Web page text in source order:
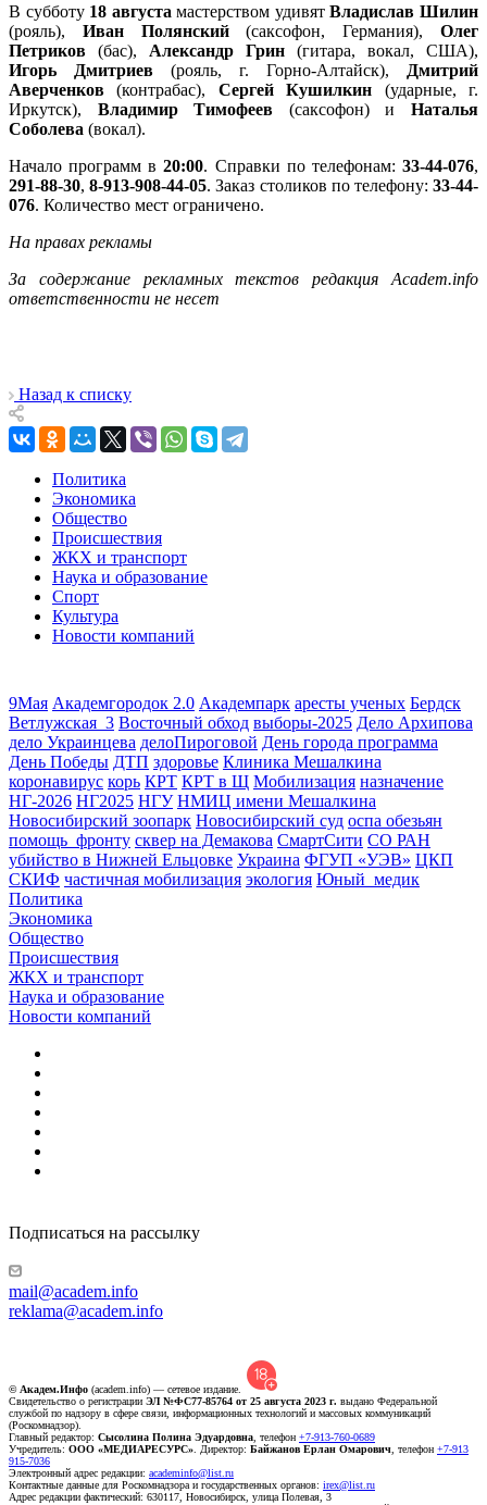
В субботу 18 августа мастерством удивятВладислав Шилин
(рояль), Иван Полянский(саксофон, Германия),Олег
Петриков (бас), Александр Грин (гитара, вокал, США),
Игорь Дмитриев (рояль, г. Горно-Алтайск),
Дмитрий
Аверченков (контрабас), Сергей Кушилкин (ударные, г.
Иркутск), Владимир Тимофеев (саксофон) иНаталья
Соболева (вокал).
Начало программ в20:00. Справки по телефонам:33-44-076,
291-88-30,8-913-908-44-05. Заказ столиков по телефону:33-44-
076. Количество мест ограничено.
На правах рекламы
За содержание рекламных текстов редакция Academ.info
ответственности не несет
Назад к списку
Политика
Экономика
Общество
Происшествия
ЖКХ и транспорт
Наука и образование
Спорт
Культура
Новости компаний
9Мая Академгородок 2.0 Академпарк аресты ученых Бердск
Ветлужская_3 Восточный обход выборы-2025 Дело Архипова
дело Украинцева делоПироговой День города программа
День Победы ДТП здоровье Клиника Мешалкина
коронавирус корь КРТ КРТ в Щ Мобилизация назначение
НГ-2026 НГ2025 НГУ НМИЦ имени Мешалкина
Новосибирский зоопарк Новосибирский суд оспа обезьян
помощь_фронту сквер на Демакова СмартСити СО РАН
убийство в Нижней Ельцовке Украина ФГУП «УЭВ» ЦКП
СКИФ частичная мобилизация экология Юный_медик
Политика
Экономика
Общество
Происшествия
ЖКХ и транспорт
Наука и образование
Новости компаний
Подписаться на рассылку
mail@academ.info
reklama@academ.info
© Академ.Инфо (academ.info) — сетевое издание.
Свидетельство о регистрации ЭЛ №ФС77-85764 от 25 августа 2023 г. выдано Федеральной
службой по надзору в сфере связи, информационных технологий и массовых коммуникаций
(Роскомнадзор).
Главный редактор: Сысолина Полина Эдуардовна , телефон +7-913-760-0689
Учредитель: ООО «МЕДИАРЕСУРС» . Директор: Байжанов Ерлан Омарович , телефон +7-913
915-7036
Электронный адрес редакции: academinfo@list.ru
Контактные данные для Роскомнадзора и государственных органов: irex@list.ru
Адрес редакции фактический: 630117, Новосибирск, улица Полевая, 3